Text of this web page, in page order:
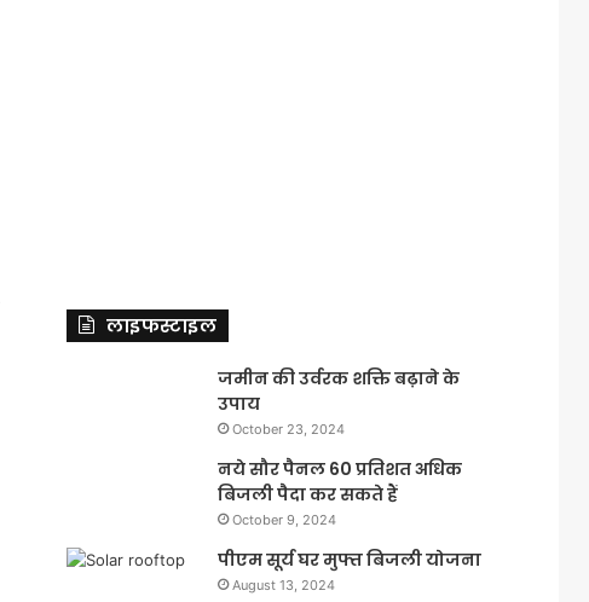
लाइफस्टाइल
जमीन की उर्वरक शक्ति बढ़ाने के
उपाय
October 23, 2024
नये सौर पैनल 60 प्रतिशत अधिक
बिजली पैदा कर सकते हैं
October 9, 2024
पीएम सूर्य घर मुफ्त बिजली योजना
August 13, 2024